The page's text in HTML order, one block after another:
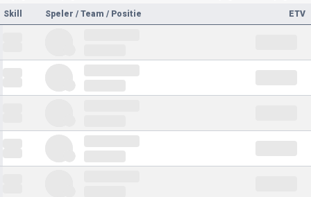
Skill
Speler / Team / Positie ETV